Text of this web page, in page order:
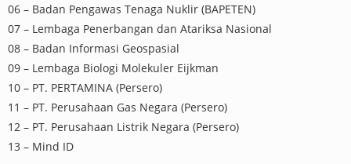
06 – Badan Pengawas Tenaga Nuklir (BAPETEN)
07 – Lembaga Penerbangan dan Atariksa Nasional
08 – Badan Informasi Geospasial
09 – Lembaga Biologi Molekuler Eijkman
10 – PT. PERTAMINA (Persero)
11 – PT. Perusahaan Gas Negara (Persero)
12 – PT. Perusahaan Listrik Negara (Persero)
13 – Mind ID